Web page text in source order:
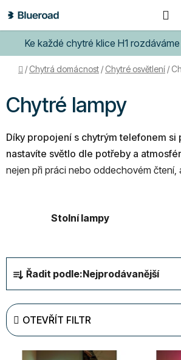
na
obsah
Ke každé chytré klice H1
Domů
/ Chytrá domácnost / Chytré osvětlení /
Chytré lampy
Díky propojení s chytrým telefonem si
nastavíte světlo dle potřeby a
nejen při práci nebo oddechovém čtení,
Stolní lampy
z
e
n
Řadit podle:Nejprodávanější
OTEVŘÍT FILTR